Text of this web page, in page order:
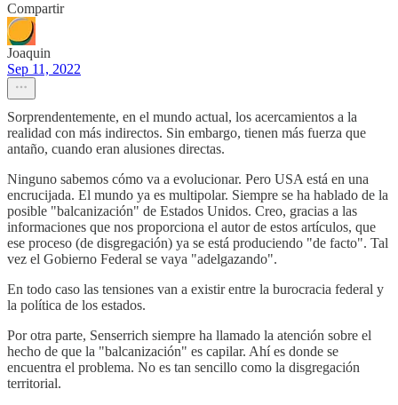
Compartir
Joaquin
Sep 11, 2022
Sorprendentemente, en el mundo actual, los acercamientos a la
realidad con más indirectos. Sin embargo, tienen más fuerza que
antaño, cuando eran alusiones directas.
Ninguno sabemos cómo va a evolucionar. Pero USA está en una
encrucijada. El mundo ya es multipolar. Siempre se ha hablado de la
posible "balcanización" de Estados Unidos. Creo, gracias a las
informaciones que nos proporciona el autor de estos artículos, que
ese proceso (de disgregación) ya se está produciendo "de facto". Tal
vez el Gobierno Federal se vaya "adelgazando".
En todo caso las tensiones van a existir entre la burocracia federal y
la política de los estados.
Por otra parte, Senserrich siempre ha llamado la atención sobre el
hecho de que la "balcanización" es capilar. Ahí es donde se
encuentra el problema. No es tan sencillo como la disgregación
territorial.